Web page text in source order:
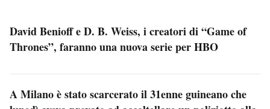
David Benioff e D. B. Weiss, i creatori di “Game of
Thrones”, faranno una nuova serie per HBO
A Milano è stato scarcerato il 31enne guineano che